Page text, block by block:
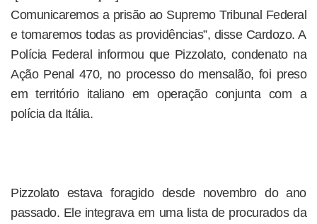
Comunicaremos a prisão ao Supremo Tribunal Federal
e tomaremos todas as providências”, disse Cardozo. A
Polícia Federal informou que Pizzolato, condenato na
Ação Penal 470, no processo do mensalão, foi preso
em território italiano em operação conjunta com a
polícia da Itália.
Pizzolato estava foragido desde novembro do ano
passado. Ele integrava em uma lista de procurados da